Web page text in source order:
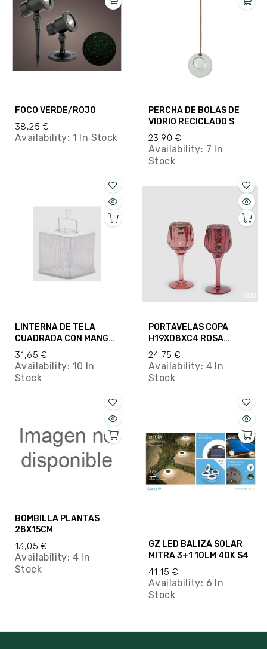
FOCO VERDE/ROJO
38,25 €
Availability: 1 In Stock
PERCHA DE BOLAS DE
VIDRIO RECICLADO S
23,90 €
Availability: 7 In
Stock
LINTERNA DE TELA
CUADRADA CON MANGO
BLANCA
31,65 €
Availability: 10 In
Stock
PORTAVELAS COPA
H19XD8XC4 ROSA
OSCURO
24,75 €
Availability: 4 In
Stock
BOMBILLA PLANTAS
28X15CM
13,05 €
Availability: 4 In
Stock
GZ LED BALIZA SOLAR
MITRA 3+1 10LM 40K S4
41,15 €
Availability: 6 In
Stock